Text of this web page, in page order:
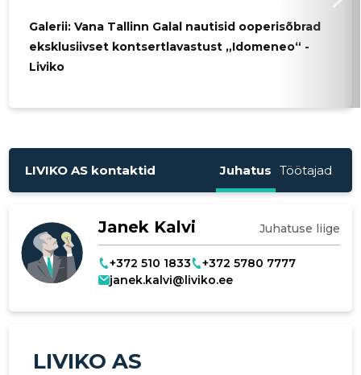
Galerii: Vana Tallinn Galal nautisid ooperisõbrad
eksklusiivset kontsertlavastust „Idomeneo“ -
Liviko
LIVIKO AS kontaktid Juhatus Töötajad
Janek Kalvi Juhatuse liige
+372 510 1833
+372 5780 7777
janek.kalvi@liviko.ee
LIVIKO AS